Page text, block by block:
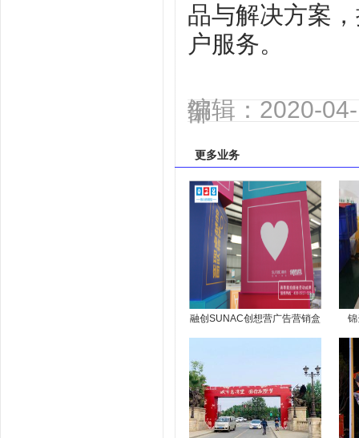
品与解决方案
户服务。
编辑：2020-
部
更多业务
融创SUNAC创想营广告营销盒
子